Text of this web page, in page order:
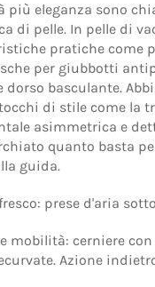
più eleganza sono
di pelle. In pelle di
pratiche come
per giubbotti
dorso basculante.
di stile come la
asimmetrica e
quanto basta
guida.
prese d'aria
mobilità: cerniere
Azione